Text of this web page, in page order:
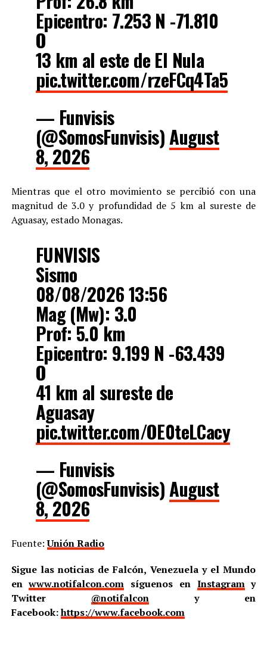
Epicentro: 7.253 N -71.810
O
13 km al este de El Nula
pic.twitter.com/rzeFCq4Ta5
— Funvisis
(@SomosFunvisis) August
8, 2026
Mientras que el otro movimiento se percibió con una
magnitud de 3.0 y profundidad de 5 km al sureste de
Aguasay, estado Monagas.
FUNVISIS
Sismo
08/08/2026 13:56
Mag (Mw): 3.0
Prof: 5.0 km
Epicentro: 9.199 N -63.439
O
41 km al sureste de
Aguasay
pic.twitter.com/OE0teLCacy
— Funvisis
(@SomosFunvisis) August
8, 2026
Fuente:Unión Radio
Sigue las noticias de Falcón, Venezuela y el Mundo
enwww.notifalcon.com síguenos en Instagramy
Twitter @notifalcony en
Facebook:https://www.facebook.com